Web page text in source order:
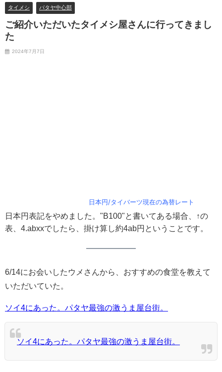
タイメシ パタヤ中心部
ご紹介いただいたタイメシ屋さんに行ってきまし
た
2024年7月7日
日本円/タイバーツ現在の為替レート
日本円表記をやめました。"B100"と書いてある場合、↑の
表、4.abxxでしたら、掛け算し約4ab円ということです。
6/14にお会いしたウメさんから、おすすめの食堂を教えて
いただいていた。
ソイ4にあった。パタヤ最強の激うま屋台街。
ソイ4にあった。パタヤ最強の激うま屋台街。